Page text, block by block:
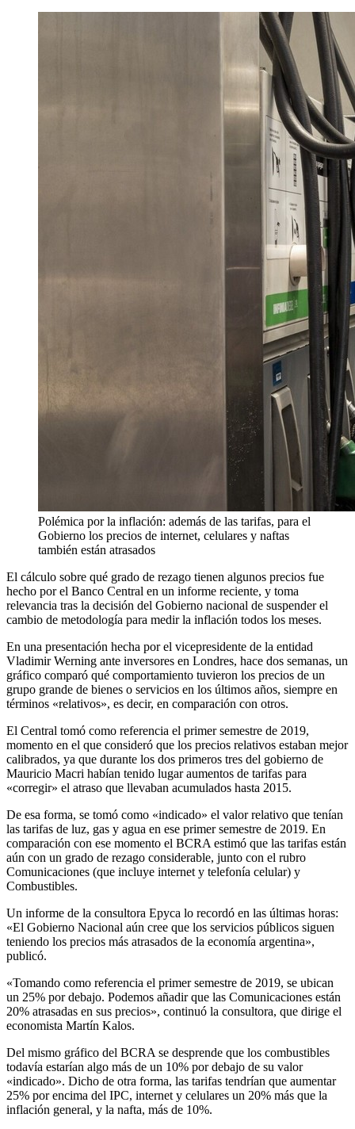
Polémica por la inflación: además de las tarifas, para el
Gobierno los precios de internet, celulares y naftas
también están atrasados
El cálculo sobre qué grado de rezago tienen algunos precios fue
hecho por el Banco Central en un informe reciente, y toma
relevancia tras la decisión del Gobierno nacional de suspender el
cambio de metodología para medir la inflación todos los meses.
En una presentación hecha por el vicepresidente de la entidad
Vladimir Werning ante inversores en Londres, hace dos semanas, un
gráfico comparó qué comportamiento tuvieron los precios de un
grupo grande de bienes o servicios en los últimos años, siempre en
términos «relativos», es decir, en comparación con otros.
El Central tomó como referencia el primer semestre de 2019,
momento en el que consideró que los precios relativos estaban mejor
calibrados, ya que durante los dos primeros tres del gobierno de
Mauricio Macri habían tenido lugar aumentos de tarifas para
«corregir» el atraso que llevaban acumulados hasta 2015.
De esa forma, se tomó como «indicado» el valor relativo que tenían
las tarifas de luz, gas y agua en ese primer semestre de 2019. En
comparación con ese momento el BCRA estimó que las tarifas están
aún con un grado de rezago considerable, junto con el rubro
Comunicaciones (que incluye internet y telefonía celular) y
Combustibles.
Un informe de la consultora Epyca lo recordó en las últimas horas:
«El Gobierno Nacional aún cree que los servicios públicos siguen
teniendo los precios más atrasados de la economía argentina»,
publicó.
«Tomando como referencia el primer semestre de 2019, se ubican
un 25% por debajo. Podemos añadir que las Comunicaciones están
20% atrasadas en sus precios», continuó la consultora, que dirige el
economista Martín Kalos.
Del mismo gráfico del BCRA se desprende que los combustibles
todavía estarían algo más de un 10% por debajo de su valor
«indicado». Dicho de otra forma, las tarifas tendrían que aumentar
25% por encima del IPC, internet y celulares un 20% más que la
inflación general, y la nafta, más de 10%.